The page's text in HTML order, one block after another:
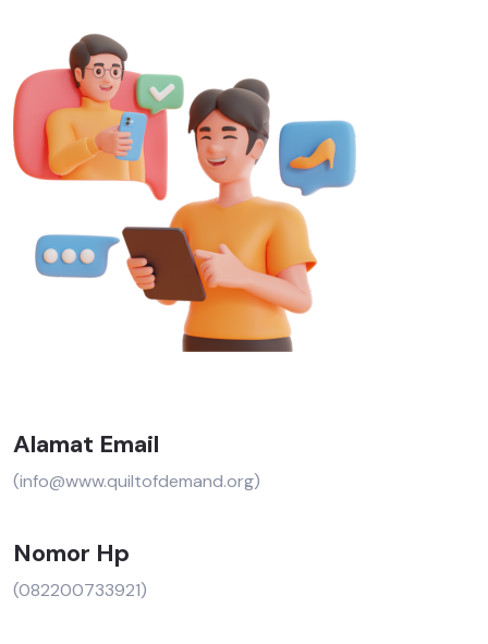
Alamat Email
(info@www.quiltofdemand.org)
Nomor Hp
(082200733921)